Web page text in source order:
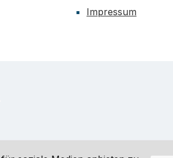
Impressum